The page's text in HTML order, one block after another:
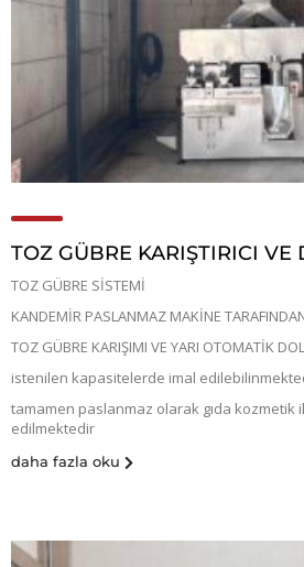
TOZ GÜBRE KARIŞTIRICI VE
TOZ GÜBRE SİSTEMİ
KANDEMİR PASLANMAZ MAKİNE
TOZ GÜBRE KARIŞIMI VE YARI OTOMATİK
istenilen kapasitelerde imal
tamamen paslanmaz olarak gıda kozmetik
edilmektedir
daha fazla oku